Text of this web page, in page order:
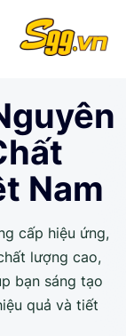
Nam
cấp hiệu ứng,
lượng cao,
bạn sáng tạo
quả và tiết